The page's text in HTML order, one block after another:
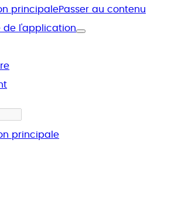
principalePasser au contenu
de l'application
principale